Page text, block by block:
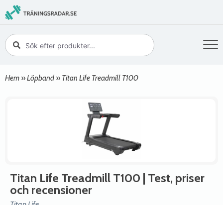
Hem »Löpband » Titan Life Treadmill T100
Titan Life Treadmill T100 | Test, priser
och recensioner